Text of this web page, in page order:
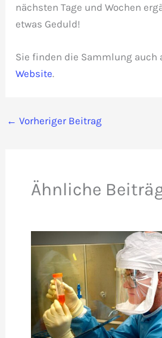
nächsten Tage und Wochen
etwas Geduld!
Sie finden die Sammlung auch
Website.
← Vorheriger Beitrag
Ähnliche